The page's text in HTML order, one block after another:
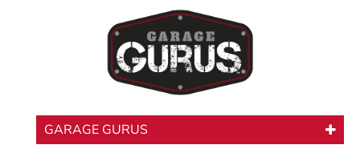
GARAGE GURUS